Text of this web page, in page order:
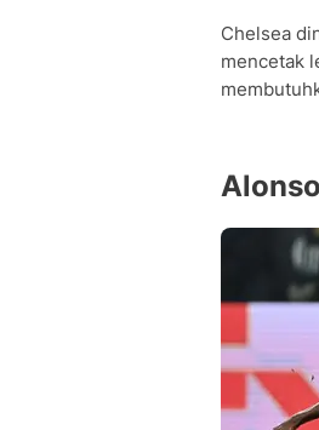
Chelsea
mencetak